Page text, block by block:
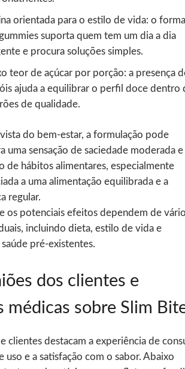
orientada para o estilo de vida: o
suporta quem tem um dia a dia
e procura soluções simples.
teor de açúcar por porção: a presença
ajuda a equilibrar o perfil doce dentro
de qualidade.
do bem-estar, a formulação pode
uma sensação de saciedade moderada e
de hábitos alimentares, especialmente
a uma alimentação equilibrada e a
regular.
os potenciais efeitos dependem de
incluindo dieta, estilo de vida e
pré-existentes.
dos clientes e
médicas sobre Slim
clientes destacam a experiência de
uso e a satisfação com o sabor. Abaixo